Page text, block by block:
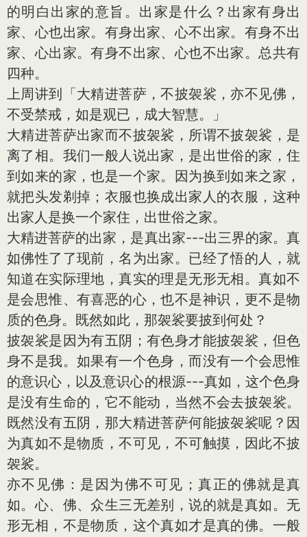
的明白出家的意旨。出家是什么？出家有身出
家、心也出家。有身出家、心不出家。有身不出
家、心出家。有身不出家、心也不出家。总共有
四种。
上周讲到「大精进菩萨，不披袈裟，亦不见佛，
不受禁戒，如是观已，成大智慧。」
大精进菩萨出家而不披袈裟，所谓不披袈裟，是
离了相。我们一般人说出家，是出世俗的家，住
到如来的家，也是一个家。因为换到如来之家，
就把头发剃掉；衣服也换成出家人的衣服，这种
出家人是换一个家住，出世俗之家。
大精进菩萨的出家，是真出家---出三界的家。真
如佛性了了现前，名为出家。已经了悟的人，就
知道在实际理地，真实的理是无形无相。真如不
是会思惟、有喜恶的心，也不是神识，更不是物
质的色身。既然如此，那袈裟要披到何处？
披袈裟是因为有五阴；有色身才能披袈裟，但色
身不是我。如果有一个色身，而没有一个会思惟
的意识心，以及意识心的根源---真如，这个色身
是没有生命的，它不能动，当然不会去披袈裟。
既然没有五阴，那大精进菩萨何能披袈裟呢？因
为真如不是物质，不可见，不可触摸，因此不披
袈裟。
亦不见佛：是因为佛不可见；真正的佛就是真
如。心、佛、众生三无差别，说的就是真如。无
形无相，不是物质，这个真如才是真的佛。一般